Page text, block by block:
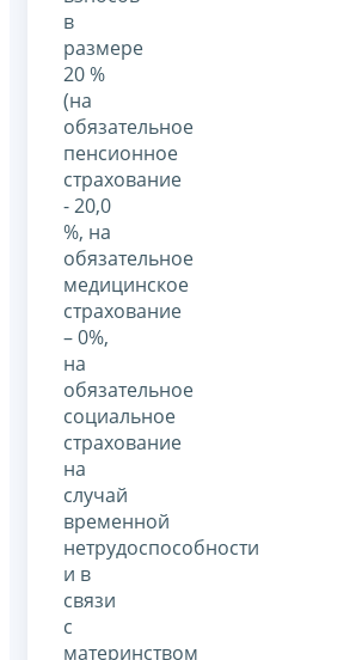
в
размере
20 %
(на
обязательное
пенсионное
страхование
- 20,0
%, на
обязательное
медицинское
страхование
– 0%,
на
обязательное
социальное
страхование
на
случай
временной
нетрудоспособности
и в
связи
с
материнством